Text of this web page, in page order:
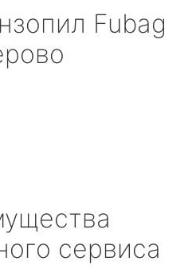
Fubag
сервиса